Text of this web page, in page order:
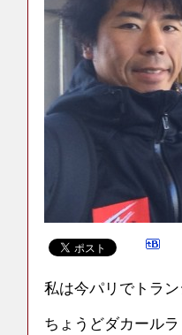
私は今パリでトラン
ちょうどダカール